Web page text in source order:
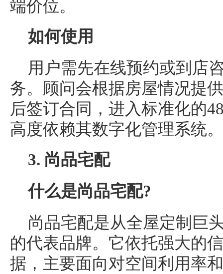
端价位。
如何使用
用户需先在线预约或到店
务。顾问会根据房屋情况提
后签订合同，进入标准化的
高度依赖其数字化管理系统。
3. 尚品宅配
什么是尚品宅配?
尚品宅配是从全屋定制巨
的代表品牌。它依托强大的
据，主要面向对空间利用率